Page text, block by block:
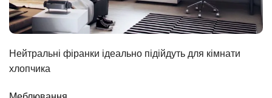
Нейтральні фіранки ідеально підійдуть для кімнати
хлопчика